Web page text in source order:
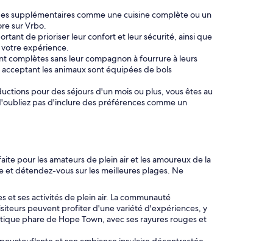
supplémentaires comme une cuisine complète ou un
sur Vrbo.
de prioriser leur confort et leur sécurité, ainsi que
expérience.
complètes sans leur compagnon à fourrure à leurs
les animaux sont équipées de bols
pour des séjours d'un mois ou plus, vous êtes au
pas d'inclure des préférences comme un
pour les amateurs de plein air et les amoureux de la
détendez-vous sur les meilleures plages. Ne
et ses activités de plein air. La communauté
peuvent profiter d'une variété d'expériences, y
phare de Hope Town, avec ses rayures rouges et